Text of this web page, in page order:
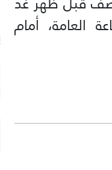
أمام